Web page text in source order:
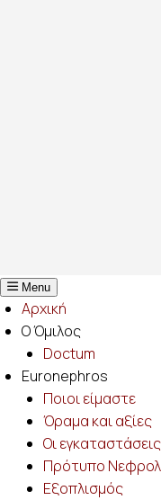
Menu
Αρχική
Ο Όμιλος
Doctum
Euronephros
Ποιοι είμαστε
Όραμα και αξίες
Οι
Πρότυπο
Eξοπλισμός